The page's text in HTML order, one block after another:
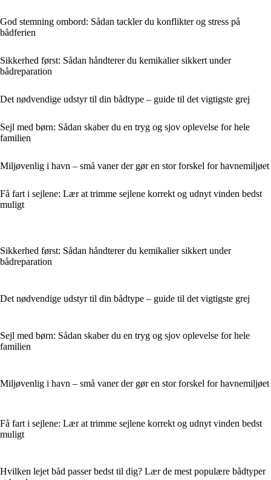
God stemning ombord: Sådan tackler du konflikter og stress på
bådferien
Sikkerhed først: Sådan håndterer du kemikalier sikkert under
bådreparation
Det nødvendige udstyr til din bådtype – guide til det vigtigste grej
Sejl med børn: Sådan skaber du en tryg og sjov oplevelse for hele
familien
Miljøvenlig i havn – små vaner der gør en stor forskel for havnemiljøet
Få fart i sejlene: Lær at trimme sejlene korrekt og udnyt vinden bedst
muligt
Sikkerhed først: Sådan håndterer du kemikalier sikkert under
bådreparation
Det nødvendige udstyr til din bådtype – guide til det vigtigste grej
Sejl med børn: Sådan skaber du en tryg og sjov oplevelse for hele
familien
Miljøvenlig i havn – små vaner der gør en stor forskel for havnemiljøet
Få fart i sejlene: Lær at trimme sejlene korrekt og udnyt vinden bedst
muligt
Hvilken lejet båd passer bedst til dig? Lær de mest populære bådtyper